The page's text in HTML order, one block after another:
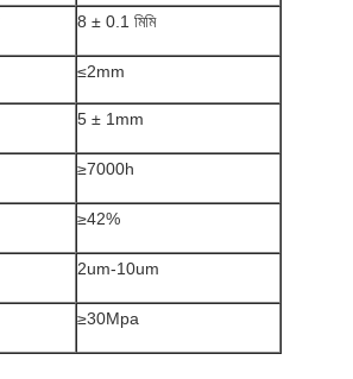
8 ± 0.1 মিমি
≤2mm
5 ± 1mm
≥7000h
≥42%
2um-10um
≥30Mpa